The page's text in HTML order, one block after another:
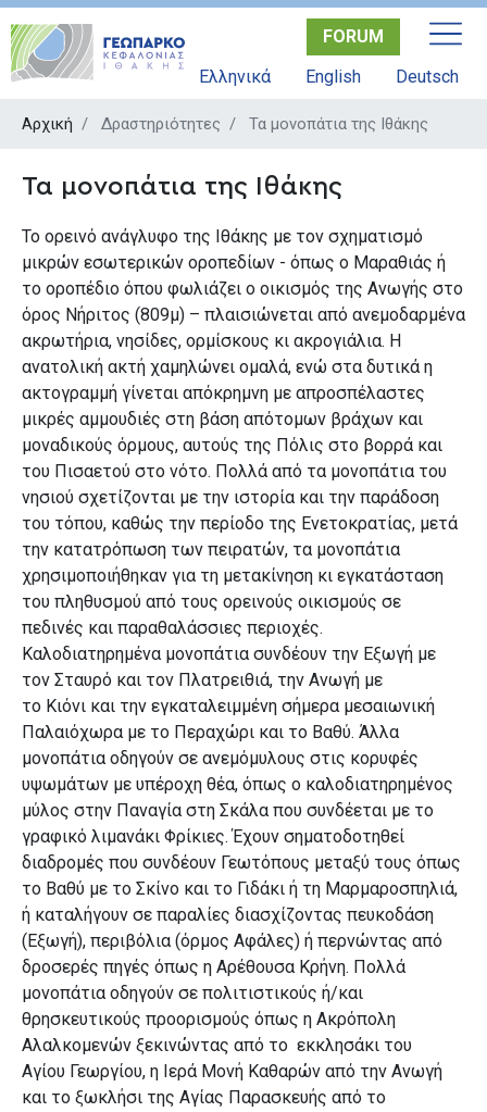
Παράκαμψη
περιεχόμενο
FORUM
Ελληνικά
English Deutsch
Αρχική Δραστηριότητες Τα μονοπάτια της Ιθάκης
Τα μονοπάτια της Ιθάκης
Το ορεινό ανάγλυφο της Ιθάκης με τον σχηματισμό
μικρών εσωτερικών οροπεδίων - όπως ο Μαραθιάς ή
το οροπέδιο όπου φωλιάζει ο οικισμός της Ανωγής στο
όρος Νήριτος (809μ) – πλαισιώνεται από ανεμοδαρμένα
ακρωτήρια, νησίδες, ορμίσκους κι ακρογιάλια. Η
ανατολική ακτή χαμηλώνει ομαλά, ενώ στα δυτικά η
ακτογραμμή γίνεται απόκρημνη με απροσπέλαστες
μικρές αμμουδιές στη βάση απότομων βράχων και
μοναδικούς όρμους, αυτούς της Πόλις στο βορρά και
του Πισαετού στο νότο. Πολλά από τα μονοπάτια του
νησιού σχετίζονται με την ιστορία και την παράδοση
του τόπου, καθώς την περίοδο της Ενετοκρατίας, μετά
την κατατρόπωση των πειρατών, τα μονοπάτια
χρησιμοποιήθηκαν για τη μετακίνηση κι εγκατάσταση
του πληθυσμού από τους ορεινούς οικισμούς σε
πεδινές και παραθαλάσσιες περιοχές.
Καλοδιατηρημένα μονοπάτια συνδέουν την Εξωγή με
τον Σταυρό και τον Πλατρειθιά, την Ανωγή με
το Κιόνι και την εγκαταλειμμένη σήμερα μεσαιωνική
Παλαιόχωρα με το Περαχώρι και το Βαθύ. Άλλα
μονοπάτια οδηγούν σε ανεμόμυλους στις κορυφές
υψωμάτων με υπέροχη θέα, όπως ο καλοδιατηρημένος
μύλος στην Παναγία στη Σκάλα που συνδέεται με το
γραφικό λιμανάκι Φρίκιες. Έχουν σηματοδοτηθεί
διαδρομές που συνδέουν Γεωτόπους μεταξύ τους όπως
το Βαθύ με το Σκίνο και το Γιδάκι ή τη Μαρμαροσπηλιά,
ή καταλήγουν σε παραλίες διασχίζοντας πευκοδάση
(Εξωγή), περιβόλια (όρμος Αφάλες) ή περνώντας από
δροσερές πηγές όπως η Αρέθουσα Κρήνη. Πολλά
μονοπάτια οδηγούν σε πολιτιστικούς ή/και
θρησκευτικούς προορισμούς όπως η Ακρόπολη
Αλαλκομενών ξεκινώντας από το εκκλησάκι του
Αγίου Γεωργίου, η Ιερά Μονή Καθαρών από την Ανωγή
και το ξωκλήσι της Αγίας Παρασκευής από το